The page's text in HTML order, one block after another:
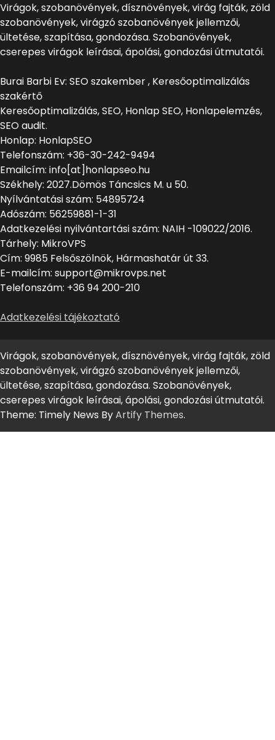
Virágok, szobanövények, dísznövények, virág fajták, zöld
szobanövények, virágzó szobanövények jellemzői,
ültetése, szapítása, gondozása. Szobanövények,
cserepes virágok leírásai, ápolási, gondozási útmutatói.
Burai Barbi Ev: SEO szakember , Keresőoptimalizálás
szakértő
Keresőoptimalizálás, SEO, Honlap SEO, Honlapelemzés,
SEO audit.
Honlap: HonlapSEO
Telefonszám: +36-30-242-9494
Emailcím: info[at]honlapseo.hu
Székhely: 2027.Dömös Táncsics M. u 50.
Nyílvántatási szám: 54895724
Adószám: 56259881-1-31
Adatkezelési nyilvántartási szám: NAIH -109022/2016.
Tárhely: MikroVPS
Cím: 9985 Felsőszölnök, Hármashatár út 33.
E-mailcím: support@mikrovps.net
Telefonszám: +36 94 200-210
Adatkezelési tájékoztató
Virágok, szobanövények, dísznövények, virág fajták, zöld
szobanövények, virágzó szobanövények jellemzői,
ültetése, szapítása, gondozása. Szobanövények,
cserepes virágok leírásai, ápolási, gondozási útmutatói.
Theme: Timely News ByArtify Themes.